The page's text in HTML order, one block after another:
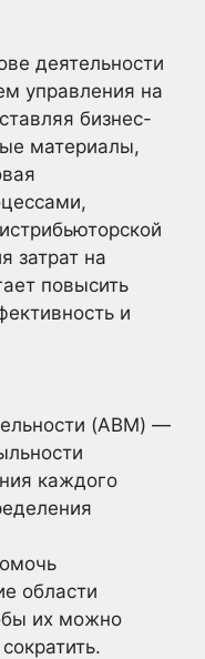
деятельности
управления на
бизнес-
материалы,
затрат на
повысить
и
(ABM) —
каждого
области
их можно